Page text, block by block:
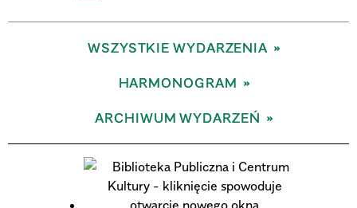
Organizator
WSZYSTKIE WYDARZENIA
HARMONOGRAM
ARCHIWUM WYDARZEŃ